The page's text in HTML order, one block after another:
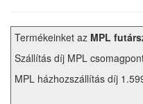
Termékeinket az MPL
Szállítás díj MPL
MPL házhozszállítás díj